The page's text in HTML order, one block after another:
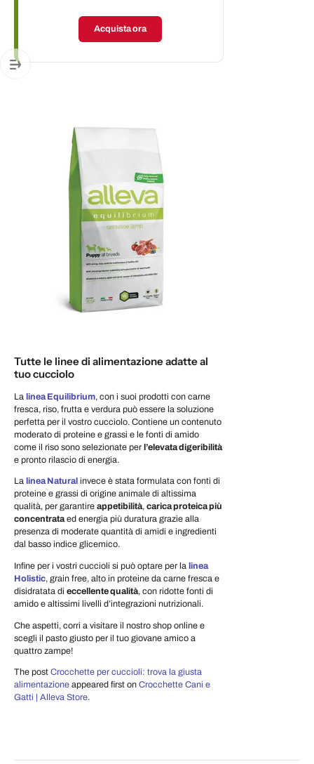
Acquista ora
Tutte le linee di alimentazione adatte al
tuo cucciolo
La linea Equilibrium, con i suoi prodotti con carne
fresca, riso, frutta e verdura può essere la soluzione
perfetta per il vostro cucciolo. Contiene un contenuto
moderato di proteine e grassi e le fonti di amido
come il riso sono selezionate per l’elevata digeribilità
e pronto rilascio di energia.
La linea Natural invece è stata formulata con fonti di
proteine e grassi di origine animale di altissima
qualità, per garantire appetibilità, carica proteica più
concentrataed energia più duratura grazie alla
presenza di moderate quantità di amidi e ingredienti
dal basso indice glicemico.
Infine per i vostri cuccioli si può optare per la linea
Holistic, grain free, alto in proteine da carne fresca e
disidratata di eccellente qualità, con ridotte fonti di
amido e altissimi livelli d’integrazioni nutrizionali.
Che aspetti, corri a visitare il nostro shop online e
scegli il pasto giusto per il tuo giovane amico a
quattro zampe!
The post Crocchette per cuccioli: trova la giusta
alimentazione appeared first on Crocchette Cani e
Gatti | Alleva Store.